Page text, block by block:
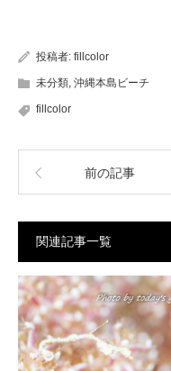
投稿者: fillcolor
未分類 沖縄本島ビーチ
fillcolor
前の記事
関連記事一覧